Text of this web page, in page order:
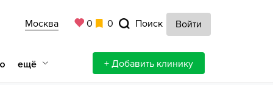
Москва 0 0 Поиск Войти
ещё + Добавить клинику